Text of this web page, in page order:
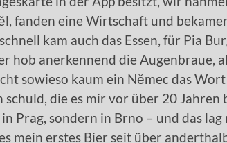
fanden eine Wirtschaft und
kam auch das Essen, für Pia
hob anerkennend die Augenbraue,
sowieso kaum ein Němec das
schuld, die es mir vor über 20 Jahren
Prag, sondern in Brno – und das
mein erstes Bier seit über